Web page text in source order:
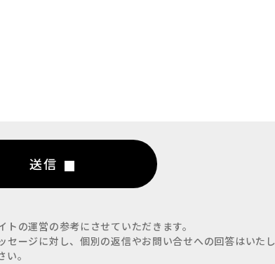
送信
の運営の参考にさせていただきます。
セージに対し、個別の返信やお問い合せへの回答はいたし
。